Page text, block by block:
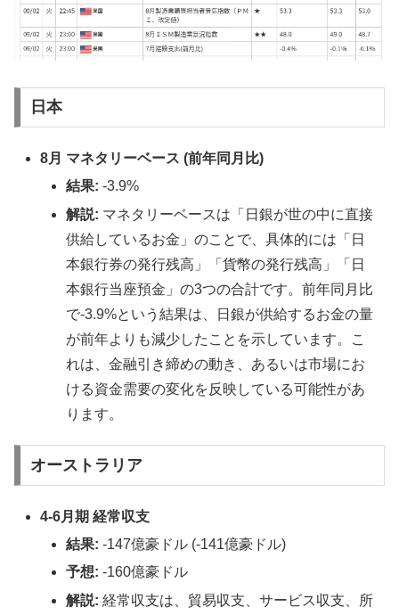
日本
8月 マネタリーベース (前年同月比)
結果: -3.9%
解説: マネタリーベースは「日銀が世の中に直接
供給しているお金」のことで、具体的には「日
本銀行券の発行残高」「貨幣の発行残高」「日
本銀行当座預金」の3つの合計です。前年同月比
で-3.9%という結果は、日銀が供給するお金の量
が前年よりも減少したことを示しています。こ
れは、金融引き締めの動き、あるいは市場にお
ける資金需要の変化を反映している可能性があ
ります。
オーストラリア
4-6月期 経常収支
結果: -147億豪ドル (-141億豪ドル)
予想: -160億豪ドル
解説: 経常収支は、貿易収支、サービス収支、所